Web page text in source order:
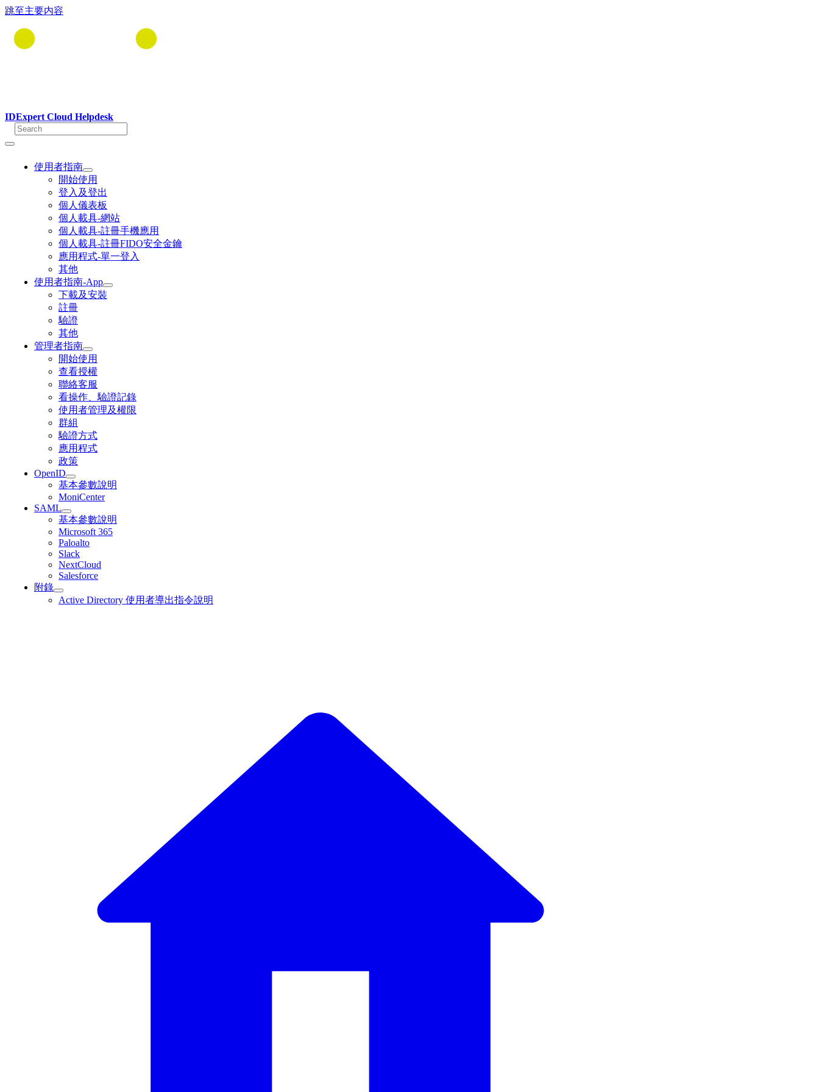
跳至主要内容
IDExpert Cloud Helpdesk
使用者指南
開始使用
登入及登出
個人儀表板
個人載具-網站
個人載具-註冊手機應用
個人載具-註冊FIDO安全金鑰
應用程式-單一登入
其他
使用者指南-App
下載及安裝
註冊
驗證
其他
管理者指南
開始使用
查看授權
聯絡客服
看操作、驗證記錄
使用者管理及權限
群組
驗證方式
應用程式
政策
OpenID
基本參數說明
MoniCenter
SAML
基本參數說明
Microsoft 365
Paloalto
Slack
NextCloud
Salesforce
附錄
Active Directory 使用者導出指令說明